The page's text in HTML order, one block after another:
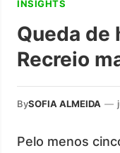
INSIGHTS
Queda de
Recreio
BySOFIA ALMEIDA —
Pelo menos